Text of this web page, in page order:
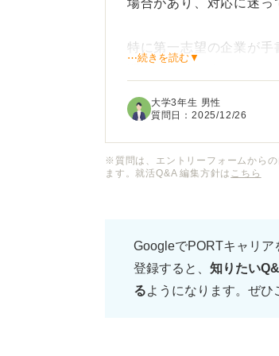
特に第一志望の企業が
IT化が進むなかで、企業
企業が手書きを求める背
について教えていただき
⋯続きを読む▼
大学3年生 男性
質問日：2025/12/26
※質問は、エントリーフォームから
ます。就活Q&A 編集方針は こちら
GoogleでPORTキャリア
登録すると、 知りたい
るようになります。ぜひ